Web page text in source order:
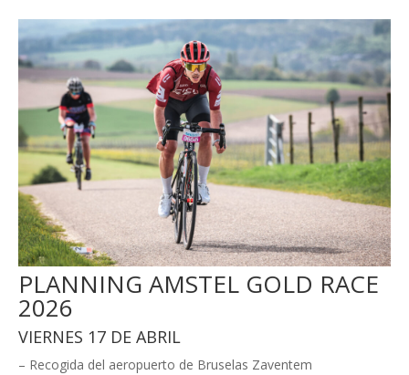
PLANNING AMSTEL GOLD RACE
2026
VIERNES 17 DE ABRIL
– Recogida del aeropuerto de Bruselas Zaventem